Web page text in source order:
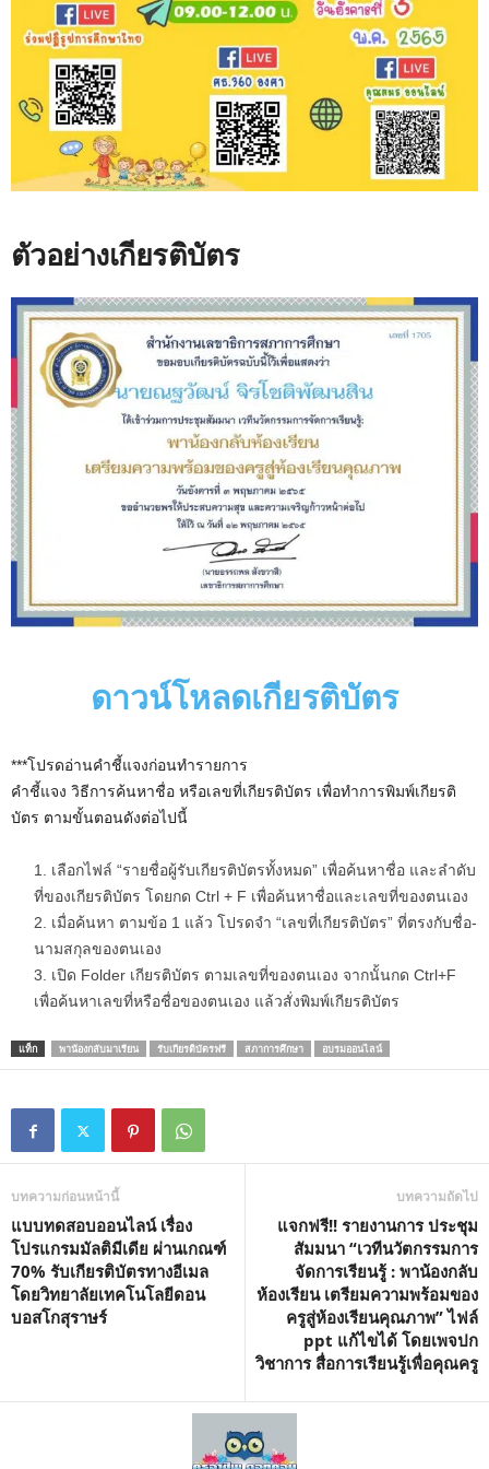
ตัวอย่างเกียรติบัตร
ดาวน์โหลดเกียรติบัตร
***โปรดอ่านคำชี้แจงก่อนทำรายการ
คำชี้แจง วิธีการค้นหาชื่อ หรือเลขที่เกียรติบัตร เพื่อทำการพิมพ์เกียรติ
บัตร ตามขั้นตอนดังต่อไปนี้
เลือกไฟล์ “รายชื่อผู้รับเกียรติบัตรทั้งหมด” เพื่อค้นหาชื่อ และลำดับ
ที่ของเกียรติบัตร โดยกด Ctrl + F เพื่อค้นหาชื่อและเลขที่ของตนเอง
เมื่อค้นหา ตามข้อ 1 แล้ว โปรดจำ “เลขที่เกียรติบัตร” ที่ตรงกับชื่อ-
นามสกุลของตนเอง
เปิด Folder เกียรติบัตร ตามเลขที่ของตนเอง จากนั้นกด Ctrl+F
เพื่อค้นหาเลขที่หรือชื่อของตนเอง แล้วสั่งพิมพ์เกียรติบัตร
แท็ก พาน้องกลับมาเรียน รับเกียรติบัตรฟรี สภาการศึกษา อบรมออนไลน์
บทความก่อนหน้านี้
แบบทดสอบออนไลน์ เรื่อง
โปรแกรมมัลติมีเดีย ผ่านเกณฑ์
70% รับเกียรติบัตรทางอีเมล
โดยวิทยาลัยเทคโนโลยีดอน
บอสโกสุราษร์
บทความถัดไป
แจกฟรี!! รายงานการ ประชุม
สัมมนา “เวทีนวัตกรรมการ
จัดการเรียนรู้ : พาน้องกลับ
ห้องเรียน เตรียมความพร้อมของ
ครูสู่ห้องเรียนคุณภาพ” ไฟล์
ppt แก้ไขได้ โดยเพจปก
วิชาการ สื่อการเรียนรู้เพื่อคุณครู